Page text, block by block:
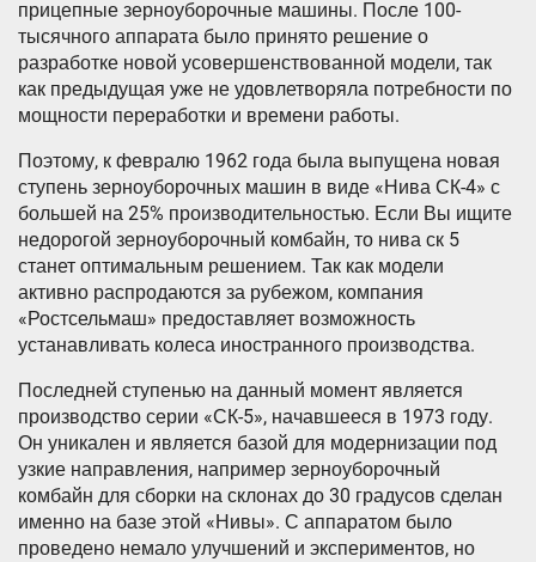
прицепные зерноуборочные машины. После 100-
тысячного аппарата было принято решение о
разработке новой усовершенствованной модели, так
как предыдущая уже не удовлетворяла потребности по
мощности переработки и времени работы.
Поэтому, к февралю 1962 года была выпущена новая
ступень зерноуборочных машин в виде «Нива СК-4» с
большей на 25% производительностью. Если Вы ищите
недорогой зерноуборочный комбайн, то нива ск 5
станет оптимальным решением. Так как модели
активно распродаются за рубежом, компания
«Ростсельмаш» предоставляет возможность
устанавливать колеса иностранного производства.
Последней ступенью на данный момент является
производство серии «СК-5», начавшееся в 1973 году.
Он уникален и является базой для модернизации под
узкие направления, например зерноуборочный
комбайн для сборки на склонах до 30 градусов сделан
именно на базе этой «Нивы». С аппаратом было
проведено немало улучшений и экспериментов, но